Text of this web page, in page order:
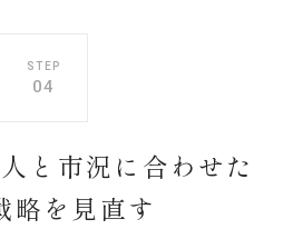
STEP
04
と市況に合わせた
略を見直す